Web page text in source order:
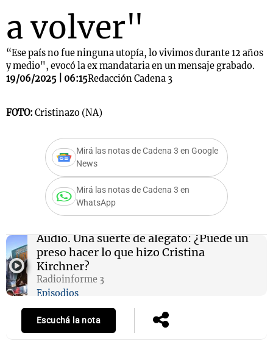
a volver"
“Ese país no fue ninguna utopía, lo vivimos durante 12 años
y medio", evocó la ex mandataria en un mensaje grabado.
19/06/2025 | 06:15Redacción Cadena 3
FOTO: Cristinazo (NA)
Mirá las notas de Cadena 3 en Google
News
Mirá las notas de Cadena 3 en
WhatsApp
Audio. Una suerte de alegato: ¿Puede un
preso hacer lo que hizo Cristina
Kirchner?
Radioinforme 3
Episodios
Escuchá la nota
Notas
Mundial 2026